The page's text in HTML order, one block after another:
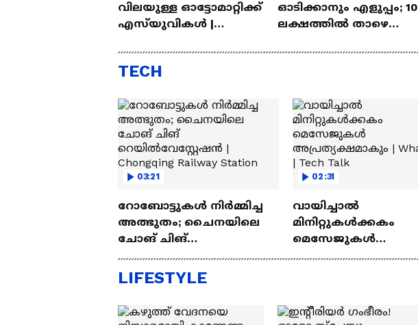
വിലയുള്ള ഓട്ടോമാറ്റിക്ക്
എസ്‍യുവികൾ |
Lakh
ഓടിക്കാനും എളുപ്പം; 10
ലക്ഷത്തിൽ താഴെ
എസ്‍യുവികൾ
TECH
03:21
റോബോട്ടുകൾ നിർമ്മിച്ച
അത്ഭുതം; ചൈനയിലെ
ചോങ് ചിങ്
Chongqing Railway Station
02:31
വായിച്ചാൽ
മിനിറ്റുകൾക്കകം
മെസേജുകള്‍
LIFESTYLE